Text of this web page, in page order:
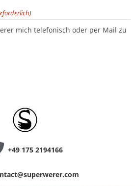
mich telefonisch oder per Mail zu
+49 175 2194166